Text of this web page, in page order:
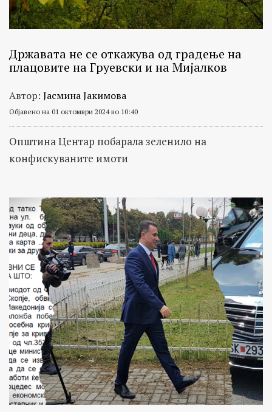
Државата не се откажува од градење на
плацовите на Груевски и на Мијалков
Автор: Јасмина Јакимова
Објавено на 01 октомври 2024 во 10:40
Општина Центар побарала зеленило на
конфискуваните имоти